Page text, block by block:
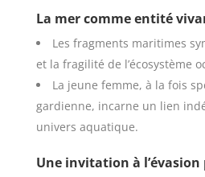
La mer comme entité
Les fragments maritimes
et la fragilité de l’écosystème
La jeune femme, à la fois
gardienne, incarne un lien
univers aquatique.
Une invitation à